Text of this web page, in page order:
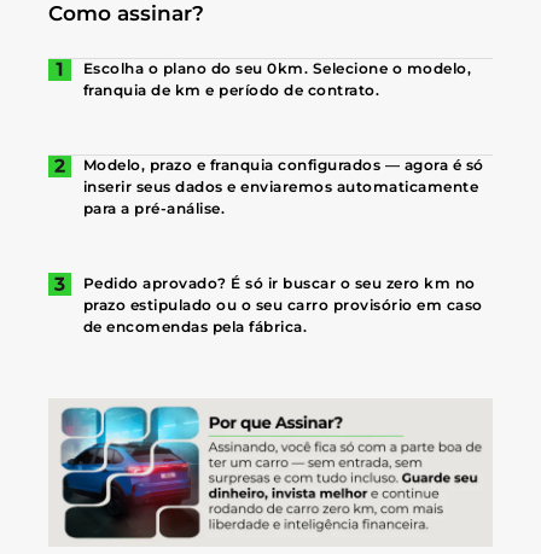
Como assinar?
Escolha o plano do seu 0km. Selecione o modelo,
franquia de km e período de contrato.
Modelo, prazo e franquia configurados — agora é só
inserir seus dados e enviaremos automaticamente
para a pré-análise.
Pedido aprovado? É só ir buscar o seu zero km no
prazo estipulado ou o seu carro provisório em caso
de encomendas pela fábrica.